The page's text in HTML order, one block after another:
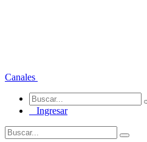
Canales
Ingresar